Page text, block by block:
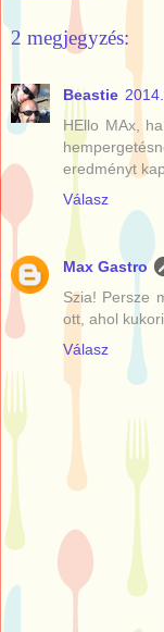
2 megjegyzés:
Beastie
HEllo MAx,
eredményt
Válasz
Max Gastro
Szia! Persze
ott, ahol
Válasz